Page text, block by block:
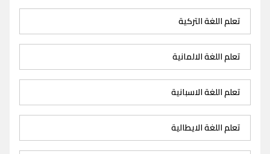
تعلم اللغة التركية
تعلم اللغة الالمانية
تعلم اللغة الاسبانية
تعلم اللغة الايطالية